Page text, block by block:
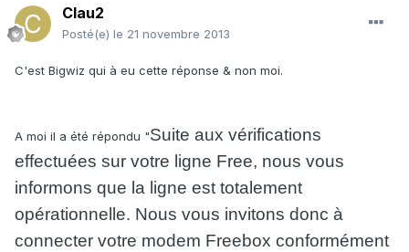
Clau2
Posté(e) le 21 novembre 2013
C'est Bigwiz qui à eu cette réponse & non moi.
A moi il a été répondu "Suite aux vérifications
effectuées sur votre ligne Free, nous vous
informons que la ligne est totalement
opérationnelle. Nous vous invitons donc à
connecter votre modem Freebox conformément